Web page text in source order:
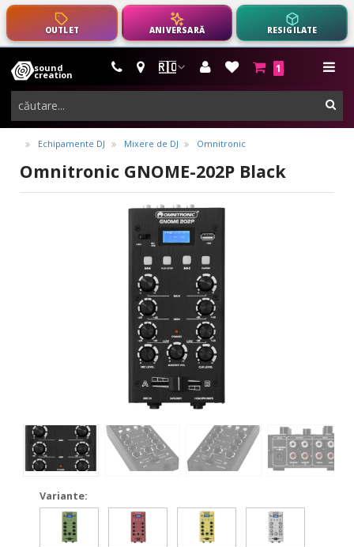
OUTLET ANIVERSARĂ RESIGILATE
🇷🇴 1
sound
creation
instrumente
muzicale,
echipamente
pro-
audio
Echipamente DJ Mixere de DJ Omnitronic
Omnitronic GNOME-202P Black
Variante:
GNOME-
202P
GNOME-
202P
GNOME-
202P
GNOME-
202P
GNOME-
202P
GNOME-
202P
GNOME-
202P
GNOME-
202P